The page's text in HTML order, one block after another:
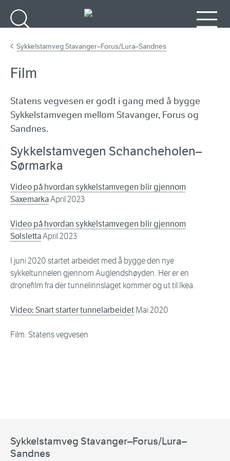
Sykkelstamveg Stavanger–Forus/Lura–Sandnes
Film
Statens vegvesen er godt i gang med å bygge
Sykkelstamvegen mellom Stavanger, Forus og
Sandnes.
Sykkelstamvegen Schancheholen–
Sørmarka
Video på hvordan sykkelstamvegen blir gjennom
SaxemarkaApril 2023
Video på hvordan sykkelstamvegen blir gjennom
SolslettaApril 2023
I juni 2020 startet arbeidet med å bygge den nye
sykkeltunnelen gjennom Auglendshøyden. Her er en
dronefilm fra der tunnelinnslaget kommer og ut til Ikea.
Video: Snart starter tunnelarbeidet Mai 2020
Film: Statens vegvesen
Sykkelstamveg Stavanger–Forus/Lura–
Sandnes